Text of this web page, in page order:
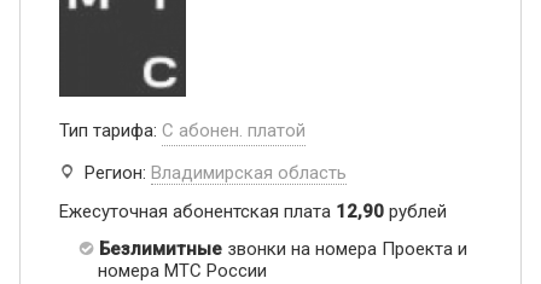
Тип тарифа: С абонен. платой
Регион: Владимирская область
Ежесуточная абонентская плата 12,90 рублей
Безлимитные звонки на номера Проекта и
номера МТС России